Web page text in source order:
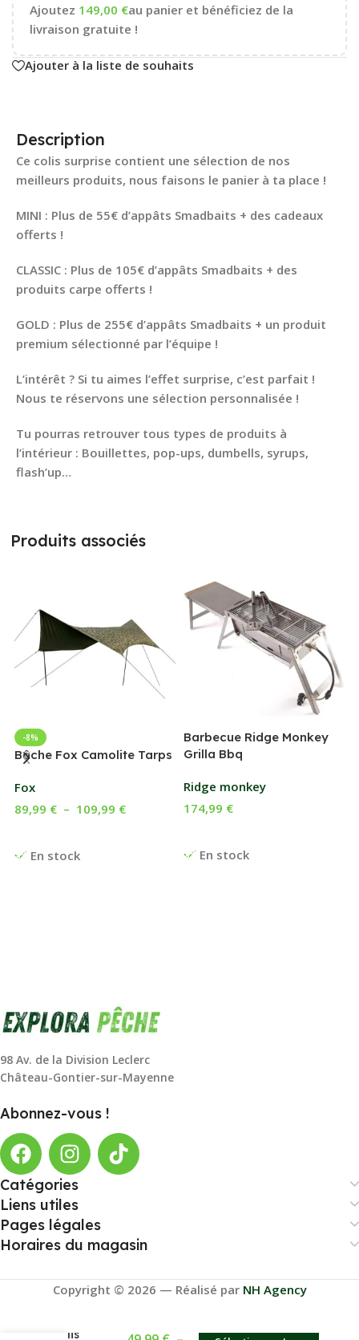
Ajoutez 149,00 €au panier et bénéficiez de la
livraison gratuite !
Ajouter à la liste de souhaits
Description
Ce colis surprise contient une sélection de nos
meilleurs produits, nous faisons le panier à ta place !
MINI : Plus de 55€ d’appâts Smadbaits + des cadeaux
offerts !
CLASSIC : Plus de 105€ d’appâts Smadbaits + des
produits carpe offerts !
GOLD : Plus de 255€ d’appâts Smadbaits + un produit
premium sélectionné par l’équipe !
L’intérêt ? Si tu aimes l’effet surprise, c’est parfait !
Nous te réservons une sélection personnalisée !
Tu pourras retrouver tous types de produits à
l’intérieur : Bouillettes, pop-ups, dumbells, syrups,
flash’up…
Produits associés
-8%
Bâche Fox Camolite Tarps
Fox
En stock
89,99 € – 109,99 €
Barbecue Ridge Monkey
Grilla Bbq
Ridge monkey
En stock
174,99 €
98 Av. de la Division Leclerc
Château-Gontier-sur-Mayenne
Abonnez-vous !
Catégories
Liens utiles
Pages légales
Horaires du magasin
Copyright © 2026 — Réalisé par NH Agency
Colis